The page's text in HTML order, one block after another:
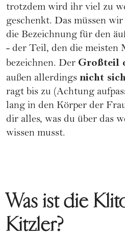
trotzdem wird ihr viel zu
geschenkt. Das müssen
die Bezeichnung für den
- der Teil, den die meisten
bezeichnen. Der Großteil
außen allerdings nicht
ragt bis zu (Achtung
lang in den Körper der
dir alles, was du über das
wissen musst.
Was ist die
Kitzler?